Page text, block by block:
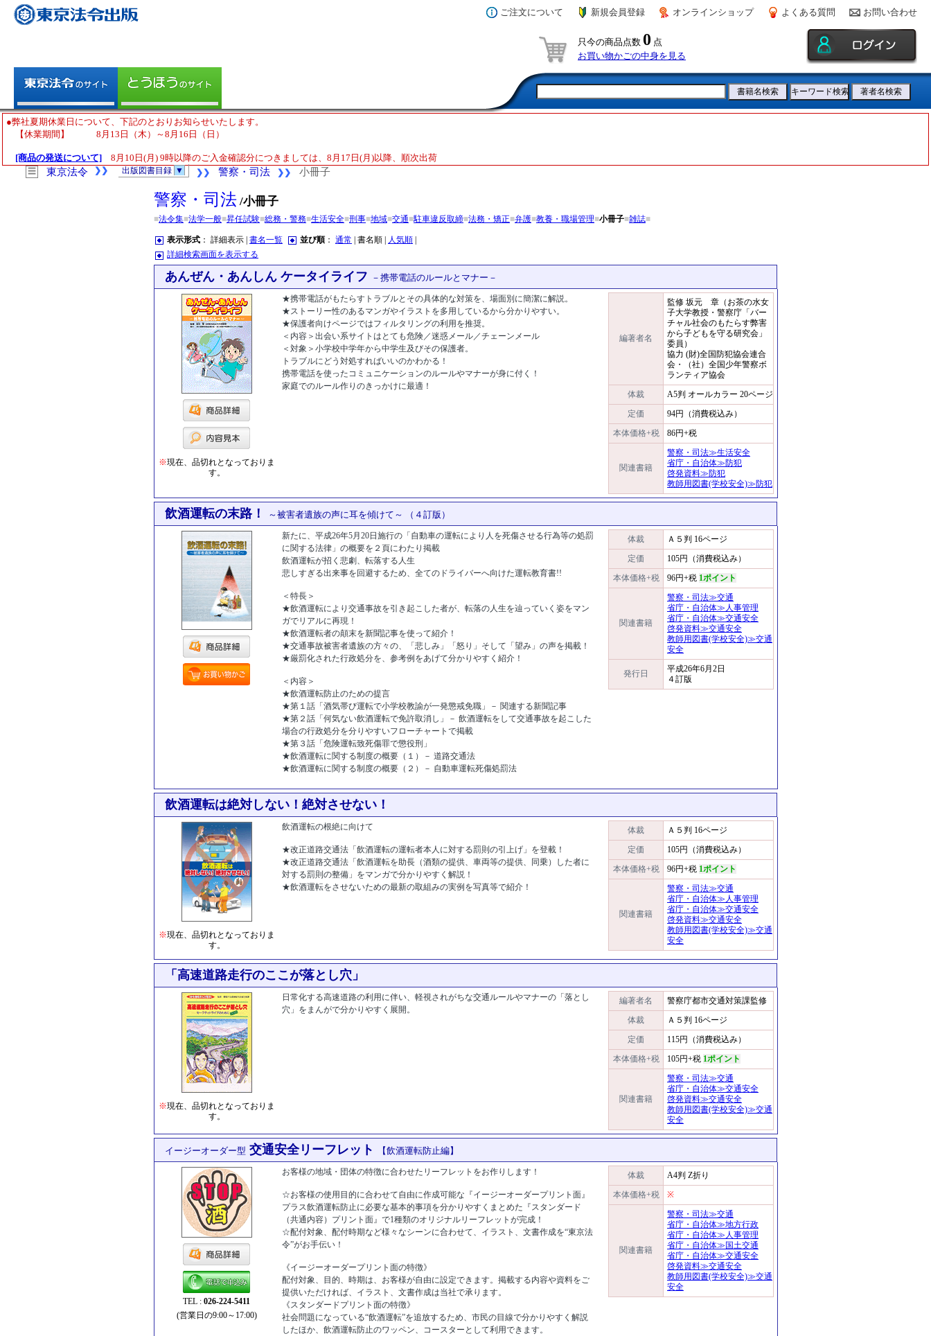
ご注文について 新規会員登録 オンラインショップ よくある質問 お問い合わせ
只今の商品点数 0 点
お買い物かごの中身を見る
●弊社夏期休業日について、下記のとおりお知らせいたします。
【休業期間】 8月13日（木）～8月16日（日）
[商品の発送について] 8月10日(月) 9時以降のご入金確認分につきましては、8月17日(月)以降、順次出荷
☰ 東京法令 ❯❯ 出版図書目録 ▼ ❯❯警察・司法 ❯❯ 小冊子
警察・司法 /小冊子
■法令集■法学一般■昇任試験■総務・警務■生活安全■刑事■地域■交通■駐車違反取締■法務・矯正■弁護■教養・職場管理■小冊子■雑誌■
表示形式 ： 詳細表示 | 書名一覧 並び順 ： 通常 | 書名順 | 人気順
詳細検索画面を表示する
あんぜん・あんしん ケータイライフ －携帯電話のルールとマナー－
※現在、品切れとなっておりま
す。
★携帯電話がもたらすトラブルとその具体的な対策を、場面別に簡潔に解説。
★ストーリー性のあるマンガやイラストを多用しているから分かりやすい。
★保護者向けページではフィルタリングの利用を推奨。
＜内容＞出会い系サイトはとても危険／迷惑メール／チェーンメール
＜対象＞小学校中学年から中学生及びその保護者。
トラブルにどう対処すればいいのかわかる！
携帯電話を使ったコミュニケーションのルールやマナーが身に付く！
家庭でのルール作りのきっかけに最適！
編著者名
監修 坂元 章（お茶の水女
子大学教授・警察庁「バー
チャル社会のもたらす弊害
から子どもを守る研究会」
委員）
協力 (財)全国防犯協会連合
会・（社）全国少年警察ボ
ランティア協会
体裁
A5判 オールカラー 20ページ
定価
94円（消費税込み）
本体価格+税
86円+税
関連書籍
警察・司法≫生活安全
省庁・自治体≫防犯
啓発資料≫防犯
教師用図書(学校安全)≫防犯
飲酒運転の末路！ ～被害者遺族の声に耳を傾けて～ （４訂版）
新たに、平成26年5月20日施行の「自動車の運転により人を死傷させる行為等の処罰
に関する法律」の概要を２頁にわたり掲載
飲酒運転が招く悲劇、転落する人生
悲しすぎる出来事を回避するため、全てのドライバーへ向けた運転教育書!!
＜特長＞
★飲酒運転により交通事故を引き起こした者が、転落の人生を辿っていく姿をマン
ガでリアルに再現！
★飲酒運転者の顛末を新聞記事を使って紹介！
★交通事故被害者遺族の方々の、「悲しみ」「怒り」そして「望み」の声を掲載！
★厳罰化された行政処分を、参考例をあげて分かりやすく紹介！
＜内容＞
★飲酒運転防止のための提言
★第１話「酒気帯び運転で小学校教諭が一発懲戒免職」－ 関連する新聞記事
★第２話「何気ない飲酒運転で免許取消し」－ 飲酒運転をして交通事故を起こした
場合の行政処分を分りやすいフローチャートで掲載
★第３話「危険運転致死傷罪で懲役刑」
★飲酒運転に関する制度の概要（１）－ 道路交通法
★飲酒運転に関する制度の概要（２）－ 自動車運転死傷処罰法
体裁
Ａ５判 16ページ
定価
105円（消費税込み）
本体価格+税
96円+税 1ポイント
関連書籍
警察・司法≫交通
省庁・自治体≫人事管理
省庁・自治体≫交通安全
啓発資料≫交通安全
教師用図書(学校安全)≫交通
安全
発行日
平成26年6月2日
４訂版
飲酒運転は絶対しない！絶対させない！
※現在、品切れとなっておりま
す。
飲酒運転の根絶に向けて
★改正道路交通法「飲酒運転の運転者本人に対する罰則の引上げ」を登載！
★改正道路交通法「飲酒運転を助長（酒類の提供、車両等の提供、同乗）した者に
対する罰則の整備」をマンガで分かりやすく解説！
★飲酒運転をさせないための最新の取組みの実例を写真等で紹介！
体裁
Ａ５判 16ページ
定価
105円（消費税込み）
本体価格+税
96円+税 1ポイント
関連書籍
警察・司法≫交通
省庁・自治体≫人事管理
省庁・自治体≫交通安全
啓発資料≫交通安全
教師用図書(学校安全)≫交通
安全
「高速道路走行のここが落とし穴」
※現在、品切れとなっておりま
す。
日常化する高速道路の利用に伴い、軽視されがちな交通ルールやマナーの「落とし
穴」をまんがで分かりやすく展開。
編著者名
警察庁都市交通対策課監修
体裁
Ａ５判 16ページ
定価
115円（消費税込み）
本体価格+税
105円+税 1ポイント
関連書籍
警察・司法≫交通
省庁・自治体≫交通安全
啓発資料≫交通安全
教師用図書(学校安全)≫交通
安全
イージーオーダー型 交通安全リーフレット 【飲酒運転防止編】
TEL : 026-224-5411
(営業日の9:00～17:00)
お客様の地域・団体の特徴に合わせたリーフレットをお作りします！
☆お客様の使用目的に合わせて自由に作成可能な『イージーオーダープリント面』
プラス飲酒運転防止に必要な基本的事項を分かりやすくまとめた『スタンダード
（共通内容）プリント面』で1種類のオリジナルリーフレットが完成！
☆配付対象、配付時期など様々なシーンに合わせて、イラスト、文書作成を“東京法
令”がお手伝い！
《イージーオーダープリント面の特徴》
配付対象、目的、時期は、お客様が自由に設定できます。掲載する内容や資料をご
提供いただければ、イラスト、文書作成は当社で承ります。
《スタンダードプリント面の特徴》
社会問題になっている“飲酒運転”を追放するため、市民の目線で分かりやすく解説
したほか、飲酒運転防止のワッペン、コースターとして利用できます。
体裁
A4判 Z折り
本体価格+税
※
関連書籍
警察・司法≫交通
省庁・自治体≫地方行政
省庁・自治体≫人事管理
省庁・自治体≫国土交通
省庁・自治体≫交通安全
啓発資料≫交通安全
教師用図書(学校安全)≫交通
安全